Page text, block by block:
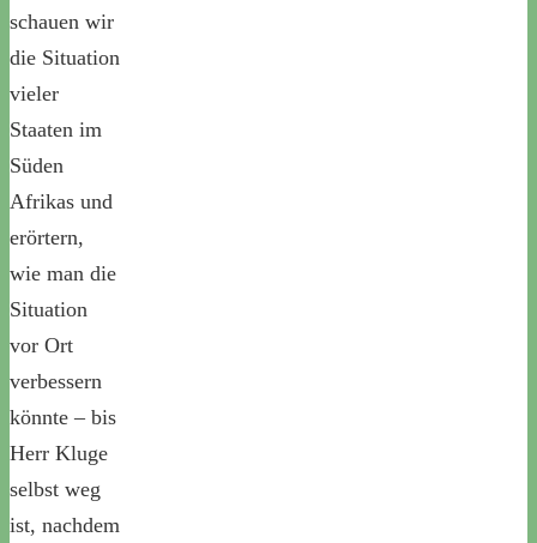
schauen wir
die Situation
vieler
Staaten im
Süden
Afrikas und
erörtern,
wie man die
Situation
vor Ort
verbessern
könnte – bis
Herr Kluge
selbst weg
ist, nachdem